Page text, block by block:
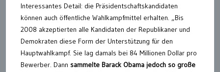
Interessantes Detail: die Präsidentschaftskandidaten
können auch öffentliche Wahlkampfmittel erhalten. „Bis
2008 akzeptierten alle Kandidaten der Republikaner und
Demokraten diese Form der Unterstützung für den
Hauptwahlkampf. Sie lag damals bei 84 Millionen Dollar pro
Bewerber. Dann sammelte Barack Obama jedoch so große